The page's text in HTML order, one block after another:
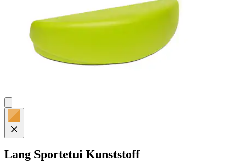
Lang Sportetui Kunststoff